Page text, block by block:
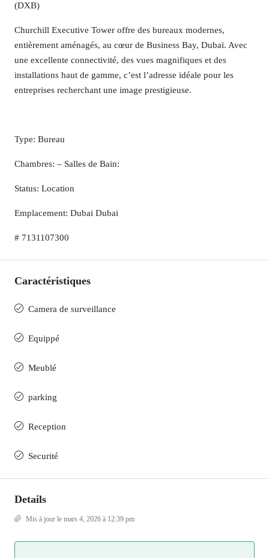
(DXB)
Churchill Executive Tower offre des bureaux modernes,
entièrement aménagés, au cœur de Business Bay, Dubaï. Avec
une excellente connectivité, des vues magnifiques et des
installations haut de gamme, c’est l’adresse idéale pour les
entreprises recherchant une image prestigieuse.
Type: Bureau
Chambres: – Salles de Bain:
Status: Location
Emplacement: Dubai Dubai
# 7131107300
Caractéristiques
Camera de surveillance
Equippé
Meublé
parking
Reception
Securité
Details
Mis à jour le mars 4, 2026 à 12:39 pm